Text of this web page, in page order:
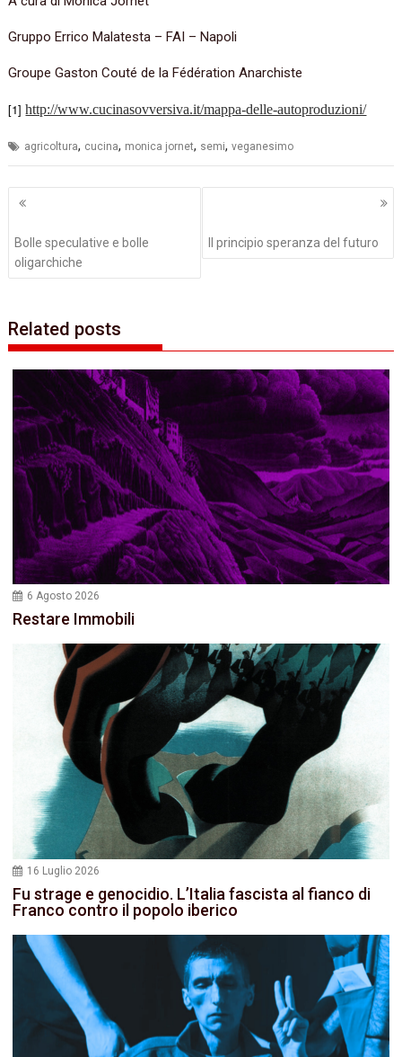
Gruppo Errico Malatesta – FAI – Napoli
Groupe Gaston Couté de la Fédération Anarchiste
[1]http://www.cucinasovversiva.it/mappa-delle-autoproduzioni/
agricoltura, cucina, monica jornet, semi,veganesimo
Navigazione
Bolle speculative e bolle
oligarchiche
Il principio speranza del futuro
Related posts
6 Agosto 2026
Restare Immobili
16 Luglio 2026
Fu strage e genocidio. L’Italia fascista al fianco di
Franco contro il popolo iberico